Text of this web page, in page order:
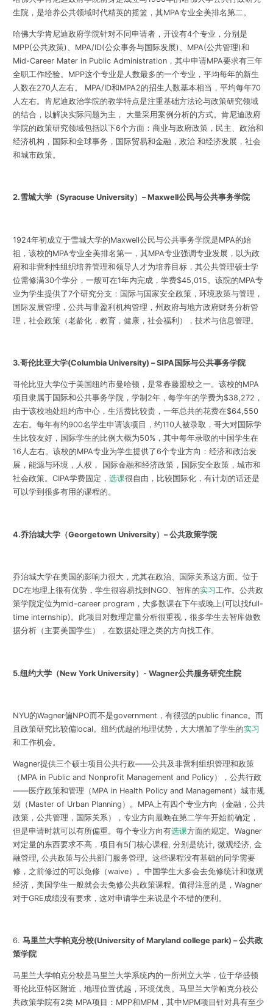
生院，是培养公共领域时代精英的摇篮，其MPA专业全美排名第二。
哈佛大学肯尼迪政府学院针对不同申请者，开设有4个专业，分别是
MPP(公共政策)、MPA/ID(公众事务与国际发展)、MPA(公共管理)和
Mid-Career Mater in Public Administration，其中申请MPA要求有三年
全职工作经验。MPP这个专业是人数最多的一个专业，平均每年的新生
人数在270人左右。 MPA/ID和MPA2的招生人数基本相当，平均每年70
人左右。肯尼迪政治学院的教学特点是注重基础方法论与政策研究领域
的结合，以解决实际问题为主， 大量采用案例分析的方式。肯尼迪政府
学院的政策研究领域包括以下6个方面：商业与政府政策，民主、政治和
经济机构，国际和全球事务，国际贸易和金融，政治 和经济发展，社会
和城市政策。
2.雪城大学（Syracuse University） – Maxwell公民与公共事务学院
1924年初成立于雪城大学的Maxwell公民与公共事务学院是MPA的始
祖，该校的MPA专业全美排名第一，其MPA专业强调专业发展，以为政
府和非营利性组织培养管理和领导人才为培养目标，其公共管理硕士学
位需修满30个学分，一般可在1年内完成，学费$45,015。该院的MPA专
业为学生提供了7个研究分支：国际与国家安全政策，环境政策与管理，
国际发展管理，公共与非盈利机构管理，州政府与地方政府财务分析管
理，社会政策（老龄化，教育，健康，社会福利），技术与信息管理。
3.哥伦比亚大学(Columbia University) – SIPA 国际与公共事务学院
哥伦比亚大学位于美国纽约市曼哈顿，是常春藤盟校之一。该校的MPA
项目隶属于国际和公共事务学院，学制2年，每学年的学费为$38,272，
由于该校地处纽约市中心，生活费比较贵，一年总共的花费在$64,550
左右。每年有约900名学生申请该项目，约110人被录取，哥大对国际学
生比较友好，国际学生的比例大概为50%，其中每年录取的中国学生在
16人左右。该校的MPA专业为学生提供了6个专业方向：经济和政治发
展，能源与环境，人权， 国际金融和经济政策，国际安全政策，城市和
社会政策。CIPA学费固定， 选课很自由，比较国际化，有计划的话还是
可以学到很多有用的课程的。
4.乔治城大学（Georgetown University） –公共政策学院
乔治城大学在美国的影响力很大，尤其在政治、国际关系这方面。位于
DC在地理上很有优势，学生很容易找到NGO、智库的实习工作。公共政
策学院定位为mid-career program，大多数课在下午或晚上(可以找full-
time internship)。此项目对数理定量分析很重视，很多学生去智库做数
据分析（主要美国学生），在数据处理之类的方向找工作。
5.纽约大学（New York University）- Wagner公共服务研究生院
NYU的Wagner偏NPO而不是government，有很强的public finance。而
且政策研究比较偏local。纽约优越的地理优势，大大增加了学生的实习
和工作机会。
Wagner提供三个硕士项目公共行政——公共及非营利组织管理和政策
（MPA in Public and Nonprofit Management and Policy），公共行政
——医疗政策和管理（MPA in Health Policy and Management）城市规
划（Master of Urban Planning）。MPA上有四个专业方向（金融，公共
政策，公共管理，国际关系），专业方向最晚在第二学年开始前确定，
但是申请时就可以有所偏重。每个专业方向有选课方面的规定。Wagner
对定量的东西要求不高，项目有5门核心课程, 分别是统计, 微观经济, 金
融管理, 公共政策与公共部门服务管理。这些课程没有基础的同学需要
修，之前修过的可以免修（waive）。中国学生大多会去免修统计和微观
经济，美国学生一般就会去免修公共政策课程。值得注意的是，Wagner
对于GRE成绩没有要求，这对申请学生来说是个不错的便利。
6. 马里兰大学帕克分校(University of Maryland college park) – 公共政
策学院
马里兰大学帕克分校是马里兰大学系统内的一所州立大学，位于华盛顿
哥伦比亚特区附近，地理位置优越，环境优良。马里兰大学帕克分校公
共政策学院有2类 MPA项目：MPP和MPM，其中MPM项目针对具有至少